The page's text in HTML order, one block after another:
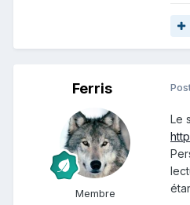
Ferris
Membre
Le